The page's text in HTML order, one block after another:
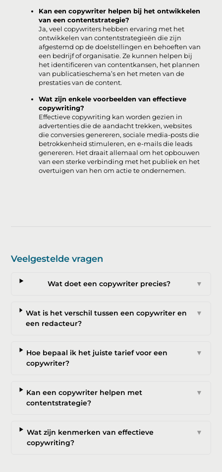
Kan een copywriter helpen bij het ontwikkelen
van een contentstrategie?
Ja, veel copywriters hebben ervaring met het
ontwikkelen van contentstrategieën die zijn
afgestemd op de doelstellingen en behoeften van
een bedrijf of organisatie. Ze kunnen helpen bij
het identificeren van contentkansen, het plannen
van publicatieschema’s en het meten van de
prestaties van de content.
Wat zijn enkele voorbeelden van effectieve
copywriting?
Effectieve copywriting kan worden gezien in
advertenties die de aandacht trekken, websites
die conversies genereren, sociale media-posts die
betrokkenheid stimuleren, en e-mails die leads
genereren. Het draait allemaal om het opbouwen
van een sterke verbinding met het publiek en het
overtuigen van hen om actie te ondernemen.
Veelgestelde vragen
Wat doet een copywriter precies? ▼
Wat is het verschil tussen een copywriter en
een redacteur?
▼
Hoe bepaal ik het juiste tarief voor een
copywriter?
▼
Kan een copywriter helpen met
contentstrategie?
▼
Wat zijn kenmerken van effectieve
copywriting?
▼